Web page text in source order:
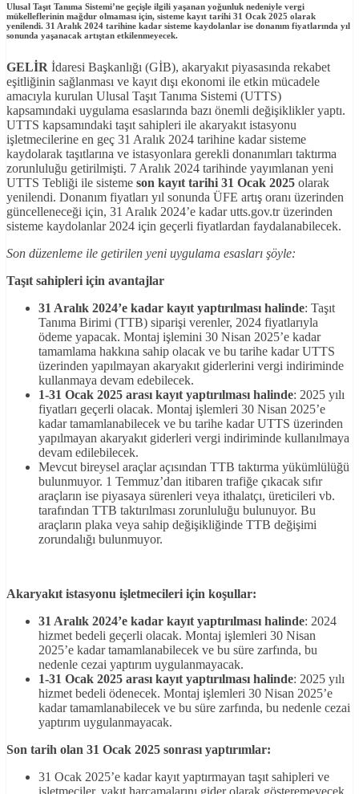
Ulusal Taşıt Tanıma Sistemi’ne geçişle ilgili yaşanan yoğunluk nedeniyle vergi
mükelleflerinin mağdur olmaması için, sisteme kayıt tarihi 31 Ocak 2025 olarak
yenilendi. 31 Aralık 2024 tarihine kadar sisteme kaydolanlar ise donanım fiyatlarında yıl
sonunda yaşanacak artıştan etkilenmeyecek.
GELİR İdaresi Başkanlığı (GİB), akaryakıt piyasasında rekabet
eşitliğinin sağlanması ve kayıt dışı ekonomi ile etkin mücadele
amacıyla kurulan Ulusal Taşıt Tanıma Sistemi (UTTS)
kapsamındaki uygulama esaslarında bazı önemli değişiklikler yaptı.
UTTS kapsamındaki taşıt sahipleri ile akaryakıt istasyonu
işletmecilerine en geç 31 Aralık 2024 tarihine kadar sisteme
kaydolarak taşıtlarına ve istasyonlara gerekli donanımları taktırma
zorunluluğu getirilmişti. 7 Aralık 2024 tarihinde yayımlanan yeni
UTTS Tebliği ile sisteme son kayıt tarihi 31 Ocak 2025 olarak
yenilendi. Donanım fiyatları yıl sonunda ÜFE artış oranı üzerinden
güncelleneceği için, 31 Aralık 2024’e kadar utts.gov.tr üzerinden
sisteme kaydolanlar 2024 için geçerli fiyatlardan faydalanabilecek.
Son düzenleme ile getirilen yeni uygulama esasları şöyle:
Taşıt sahipleri için avantajlar
31 Aralık 2024’e kadar kayıt yaptırılması halinde: Taşıt
Tanıma Birimi (TTB) siparişi verenler, 2024 fiyatlarıyla
ödeme yapacak. Montaj işlemini 30 Nisan 2025’e kadar
tamamlama hakkına sahip olacak ve bu tarihe kadar UTTS
üzerinden yapılmayan akaryakıt giderlerini vergi indiriminde
kullanmaya devam edebilecek.
1-31 Ocak 2025 arası kayıt yaptırılması halinde: 2025 yılı
fiyatları geçerli olacak. Montaj işlemleri 30 Nisan 2025’e
kadar tamamlanabilecek ve bu tarihe kadar UTTS üzerinden
yapılmayan akaryakıt giderleri vergi indiriminde kullanılmaya
devam edilebilecek.
Mevcut bireysel araçlar açısından TTB taktırma yükümlülüğü
bulunmuyor. 1 Temmuz’dan itibaren trafiğe çıkacak sıfır
araçların ise piyasaya sürenleri veya ithalatçı, üreticileri vb.
tarafından TTB taktırılması zorunluluğu bulunuyor. Bu
araçların plaka veya sahip değişikliğinde TTB değişimi
zorundalığı bulunmuyor.
Akaryakıt istasyonu işletmecileri için koşullar:
31 Aralık 2024’e kadar kayıt yaptırılması halinde: 2024
hizmet bedeli geçerli olacak. Montaj işlemleri 30 Nisan
2025’e kadar tamamlanabilecek ve bu süre zarfında, bu
nedenle cezai yaptırım uygulanmayacak.
1-31 Ocak 2025 arası kayıt yaptırılması halinde: 2025 yılı
hizmet bedeli ödenecek. Montaj işlemleri 30 Nisan 2025’e
kadar tamamlanabilecek ve bu süre zarfında, bu nedenle cezai
yaptırım uygulanmayacak.
Son tarih olan 31 Ocak 2025 sonrası yaptırımlar:
31 Ocak 2025’e kadar kayıt yaptırmayan taşıt sahipleri ve
işletmeciler, yakıt harcamalarını gider olarak gösteremeyecek.